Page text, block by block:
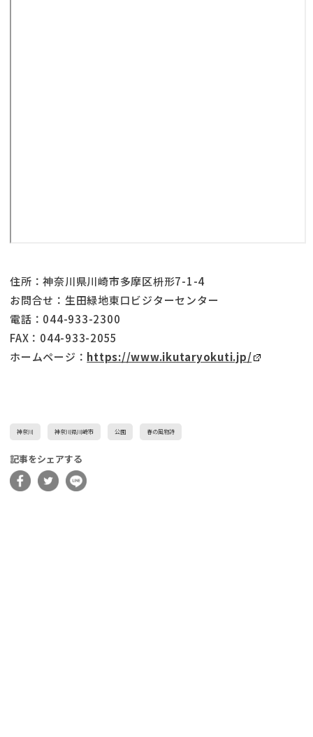
住所：神奈川県川崎市多摩区枡形7-1-4
お問合せ：生田緑地東口ビジターセンター
電話：044-933-2300
FAX：044-933-2055
ホームページ： https://www.ikutaryokuti.jp/
神奈川 神奈川県川崎市 公園 春の風物詩
記事をシェアする